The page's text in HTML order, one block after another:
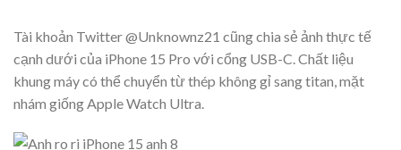
Tài khoản Twitter @Unknownz21 cũng chia sẻ ảnh thực tế
cạnh dưới của iPhone 15 Pro với cổng USB-C. Chất liệu
khung máy có thể chuyển từ thép không gỉ sang titan, mặt
nhám giống Apple Watch Ultra.